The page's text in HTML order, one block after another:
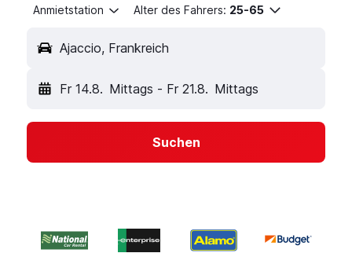
Anmietstation Alter des Fahrers: 25-65
Ajaccio, Frankreich
Fr 14.8. Mittags - Fr 21.8. Mittags
Suchen